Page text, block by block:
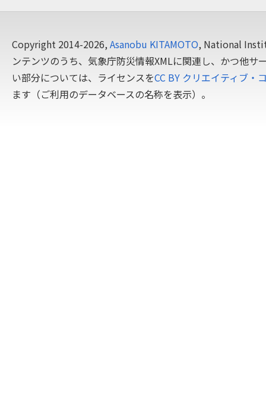
Copyright 2014-2026, Asanobu KITAMOTO, National
ンテンツのうち、気象庁防災情報XMLに関連し、かつ他サ
い部分については、ライセンスをCC BY クリエイティブ・
ます（ご利用のデータベースの名称を表示）。